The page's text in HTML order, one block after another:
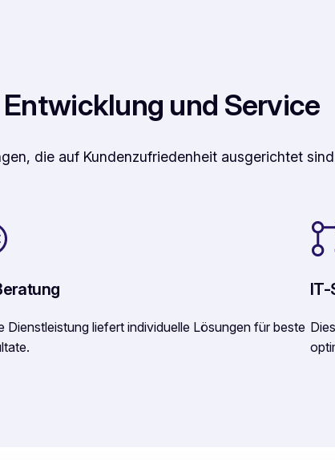
und Service
die auf Kundenzufriedenheit ausgerichtet
Dienstleistung liefert individuelle Lösungen für beste
IT-